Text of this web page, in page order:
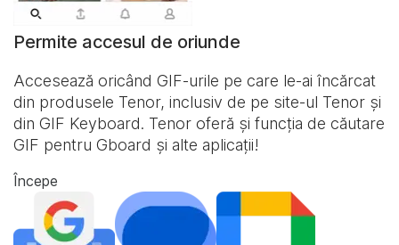
Permite accesul de oriunde
Accesează oricând GIF-urile pe care le-ai încărcat
din produsele Tenor, inclusiv de pe site-ul Tenor și
din GIF Keyboard. Tenor oferă și funcția de căutare
GIF pentru Gboard și alte aplicații!
Începe